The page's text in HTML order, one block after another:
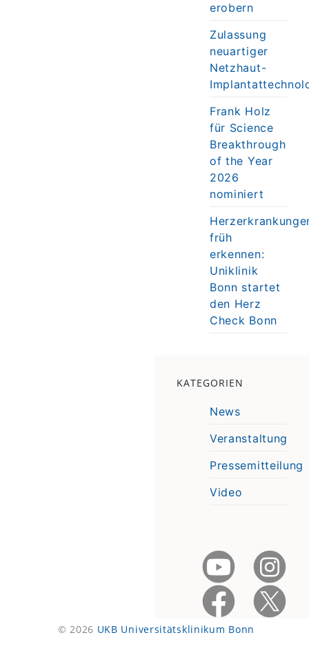
erobern
Zulassung
neuartiger
Netzhaut-
Frank Holz
für Science
Breakthrough
of the Year
2026
nominiert
früh
erkennen:
Uniklinik
Bonn startet
den Herz
Check Bonn
KATEGORIEN
News
Veranstaltung
Pressemitteilung
Video
© 2026 UKB Universitätsklinikum Bonn